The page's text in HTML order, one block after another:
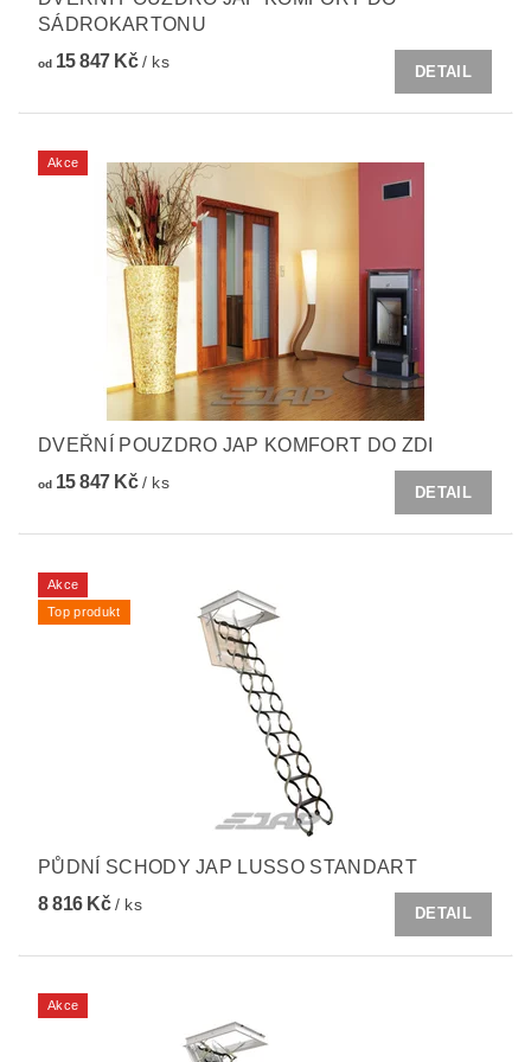
SÁDROKARTONU
od15 847 Kč/ ks
DETAIL
Akce
DVEŘNÍ POUZDRO JAP KOMFORT DO ZDI
od15 847 Kč/ ks
DETAIL
Akce
Top produkt
PŮDNÍ SCHODY JAP LUSSO STANDART
8 816 Kč/ ks
DETAIL
Akce